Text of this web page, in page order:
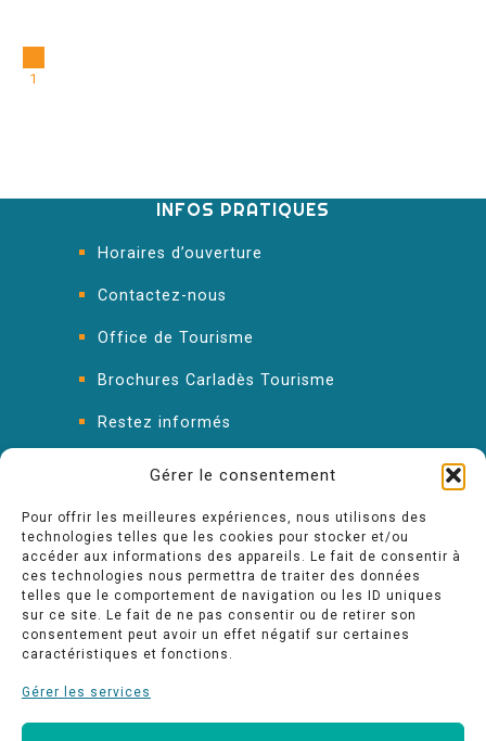
Gérer le consentement
Pour offrir les meilleures expériences, nous utilisons des
technologies telles que les cookies pour stocker et/ou
accéder aux informations des appareils. Le fait de consentir à
ces technologies nous permettra de traiter des données
telles que le comportement de navigation ou les ID uniques
sur ce site. Le fait de ne pas consentir ou de retirer son
consentement peut avoir un effet négatif sur certaines
caractéristiques et fonctions.
Gérer les services
1
INFOS PRATIQUES
Horaires d’ouverture
Contactez-nous
Office de Tourisme
Brochures Carladès Tourisme
Restez informés
FAQ : les réponses à vos questions